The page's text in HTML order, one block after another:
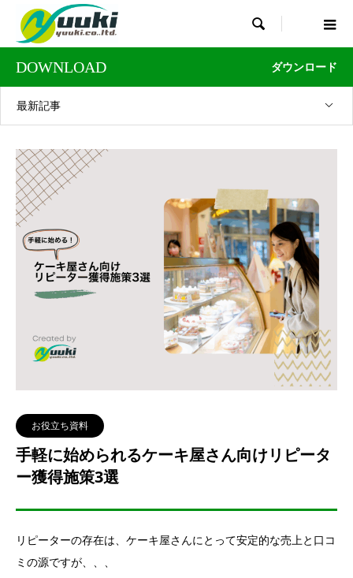

DOWNLOAD ダウンロード
最新記事
お役立ち資料
手軽に始められるケーキ屋さん向けリピータ
ー獲得施策3選
リピーターの存在は、ケーキ屋さんにとって安定的な売上と口コ
ミの源ですが、、、